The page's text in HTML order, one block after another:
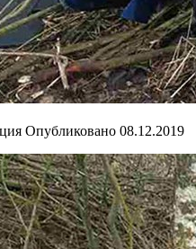
Опубликовано 08.12.2019